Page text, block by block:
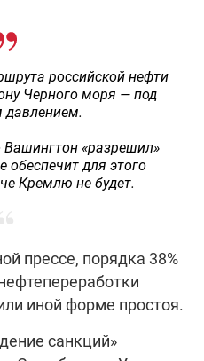
российской нефти
Черного моря — под
давлением.
«разрешил»
обеспечит для этого
Кремлю не будет.
прессе, порядка 38%
иной форме простоя.
санкций»